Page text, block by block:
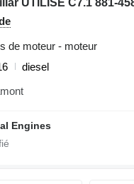
de moteur - moteur
diesel
Engines